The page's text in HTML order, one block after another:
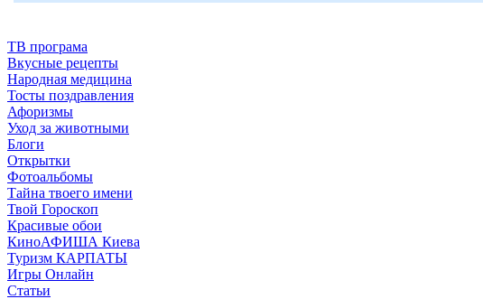
ТВ програма
Вкусные рецепты
Народная медицина
Тосты поздравления
Афоризмы
Уход за животными
Блоги
Открытки
Фотоальбомы
Тайна твоего имени
Твой Гороскоп
Красивые обои
КиноАФИША Киева
Туризм КАРПАТЫ
Игры Онлайн
Статьи